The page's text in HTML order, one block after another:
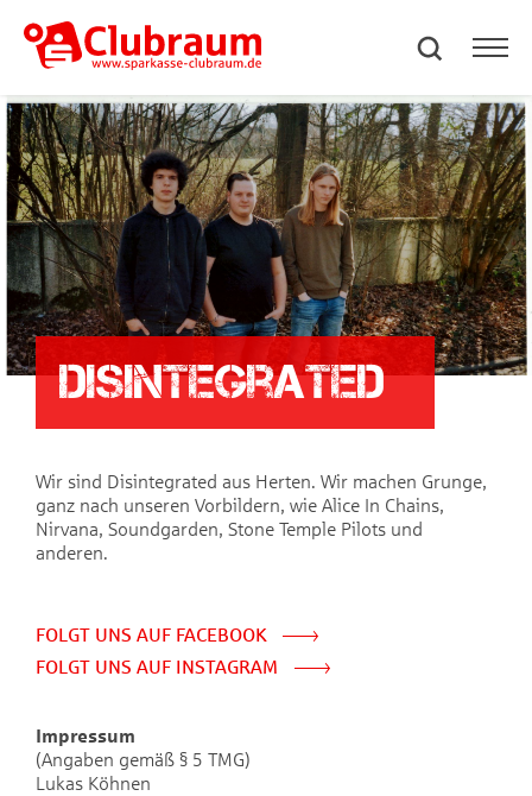
Disintegrated
Wir sind Disintegrated aus Herten. Wir machen Grunge,
ganz nach unseren Vorbildern, wie Alice In Chains,
Nirvana, Soundgarden, Stone Temple Pilots und
anderen.
FOLGT UNS AUF FACEBOOK
FOLGT UNS AUF INSTAGRAM
Impressum
(Angaben gemäß § 5 TMG)
Lukas Köhnen